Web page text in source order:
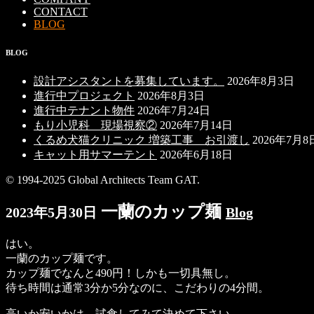
CONTACT
BLOG
BLOG
設計アシスタントを募集しています。
2026年8月3日
進行中プロジェクト 2026年8月3日
進行中テナント物件 2026年7月24日
もり小児科 現場視察② 2026年7月14日
くるめ犬猫クリニック 増築工事 お引渡し 2026年7月8
キャット用サマーテント 2026年6月18日
© 1994-2025 Global Architects Team GAT.
2023年5月30日 一蘭のカップ麺 Blog
はい。
一蘭のカップ麺です。
カップ麺でなんと490円！しかも一切具無し。
待ち時間は通常3分か5分なのに、こだわりの4分間。